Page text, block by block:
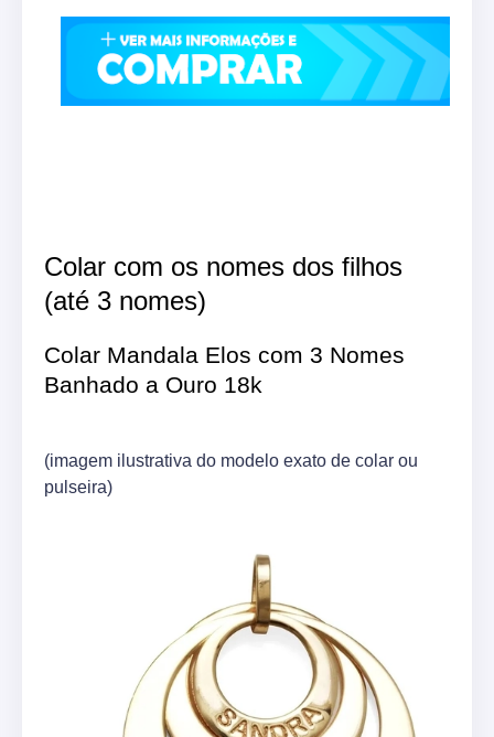
Colar com os nomes dos filhos
(até 3 nomes)
Colar Mandala Elos com 3 Nomes
Banhado a Ouro 18k
(imagem ilustrativa do modelo exato de colar ou
pulseira)